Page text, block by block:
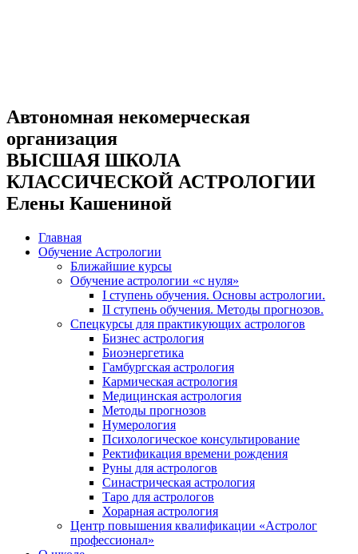
Автономная некомерческая
организация
ВЫСШАЯ ШКОЛА
КЛАССИЧЕСКОЙ АСТРОЛОГИИ
Елены Кашениной
Главная
Обучение Астрологии
Ближайшие курсы
Обучение астрологии «с нуля»
I ступень обучения. Основы астрологии.
II ступень обучения. Методы прогнозов.
Спецкурсы для практикующих астрологов
Бизнес астрология
Биоэнергетика
Гамбургская астрология
Кармическая астрология
Медицинская астрология
Методы прогнозов
Нумерология
Психологическое консультирование
Ректификация времени рождения
Руны для астрологов
Синастрическая астрология
Таро для астрологов
Хорарная астрология
Центр повышения квалификации «Астролог
профессионал»